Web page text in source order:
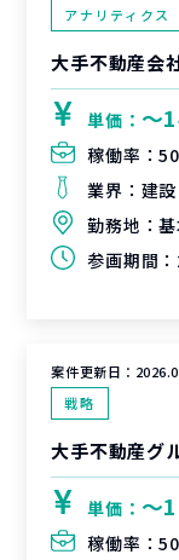
アナリティクス
単価： 〜
稼働率：
業界： 建
勤務地：
参画期間：
案件更新日：
戦略
単価： 〜
稼働率：